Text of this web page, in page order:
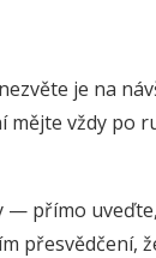
je na
mějte vždy po
— přímo
přesvědčení,